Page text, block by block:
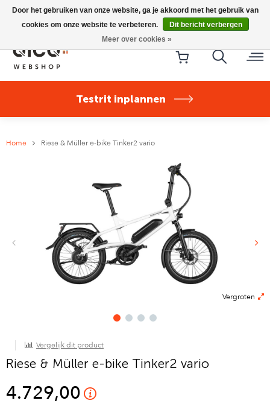
Riese & Müller Nevo5 Silent Core nu direct uit voorraad
leverbaar!
Testrit inplannen
Home Riese & Müller e-bike Tinker2 vario
Vergroten
Vergelijk dit product
Riese & Müller e-bike Tinker2 vario
4.729,00
Door het gebruiken van onze website, ga je akkoord met het gebruik van
cookies om onze website te verbeteren.
Dit bericht verbergen
Meer over cookies »